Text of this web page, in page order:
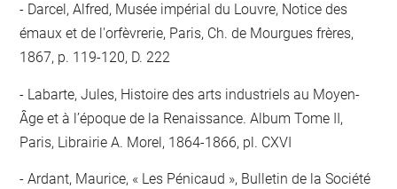
Darcel, Alfred, Musée impérial du Louvre, Notice des
émaux et de l'orfèvrerie, Paris, Ch. de Mourgues frères,
1867, p. 119-120, D. 222
Labarte, Jules, Histoire des arts industriels au Moyen-
Âge et à l’époque de la Renaissance. Album Tome II,
Paris, Librairie A. Morel, 1864-1866, pl. CXVI
Ardant, Maurice, « Les Pénicaud », Bulletin de la Société